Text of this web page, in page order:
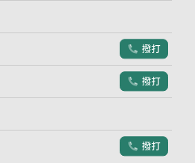
電話符號
撥打
電話符號
撥打
電話符號
撥打